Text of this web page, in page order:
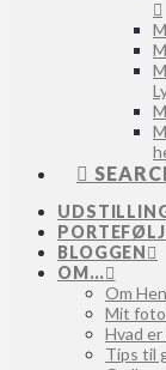
BLOGGEN
OM…
Om
Mit
Hvad
Tips til